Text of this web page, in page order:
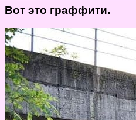
Вот это граффити.